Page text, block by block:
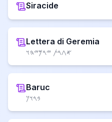
Siracide
Lettera di Geremia
𐤀𐤂𐤓𐤕 𐤉𐤓𐤌𐤉𐤄𐤅
Baruc
𐤁𐤓𐤅𐤊